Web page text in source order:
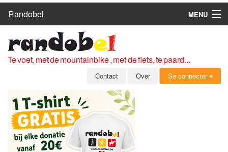
Randobel
MENU
ROUTES
CLUBS
OVER
LEDEN
ZICH AANMELDEN
GRATIS REGISTRATIE
Te voet, met de mountainbike , met de fiets, te paard...
Contact Over Se connecter